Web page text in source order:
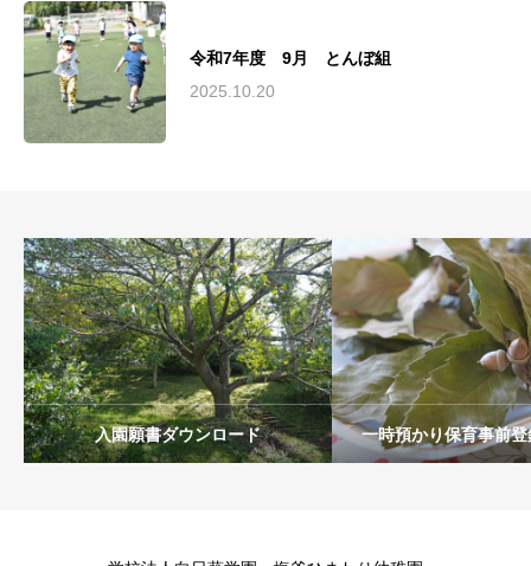
令和7年度 9月 とんぼ組
2025.10.20
入園願書ダウンロード 一時預かり保育事前